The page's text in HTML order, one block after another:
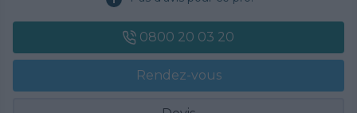
0800 20 03 20
Rendez-vous